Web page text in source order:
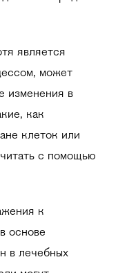
является
может
изменения в
как
клеток или
с помощью
к
основе
в лечебных